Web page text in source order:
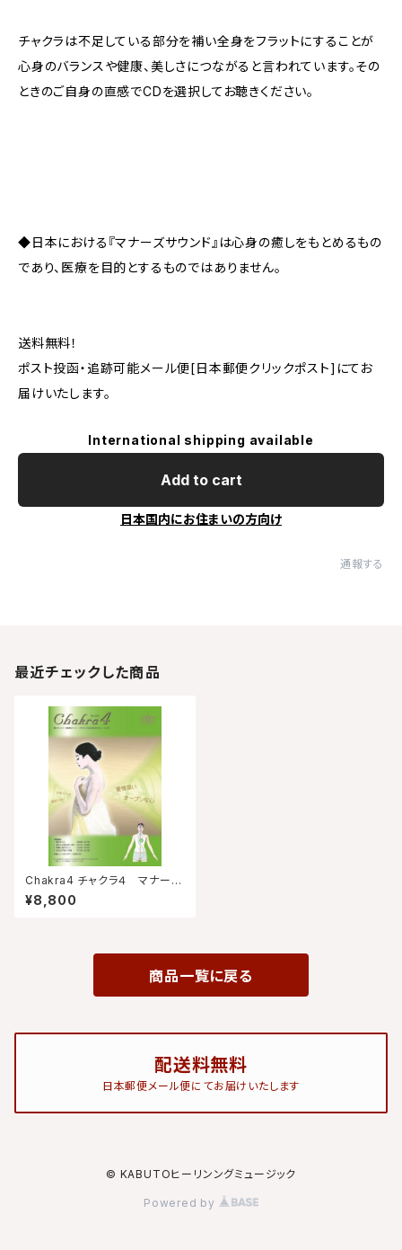
チャクラは不足している部分を補い全身をフラットにすることが
心身のバランスや健康、美しさにつながると言われています。その
ときのご自身の直感でCDを選択してお聴きください。
◆日本における『マナーズサウンド』は心身の癒しをもとめるもの
であり、医療を目的とするものではありません。
送料無料！
ポスト投函・追跡可能メール便[日本郵便クリックポスト]にてお
届けいたします。
International shipping available
Add to cart
日本国内にお住まいの方向け
通報する
最近チェックした商品
Chakra4 チャクラ４ マナーズ
ミュージック CD マナーズサウ
ンドCD（音楽メイン） サイマティ
¥8,800
商品一覧に戻る
配送料無料
日本郵便メール便にてお届けいたします
© KABUTOヒーリンングミュージック
Powered by